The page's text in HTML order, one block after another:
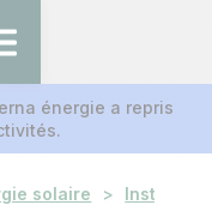
énergie a repris
solaire >